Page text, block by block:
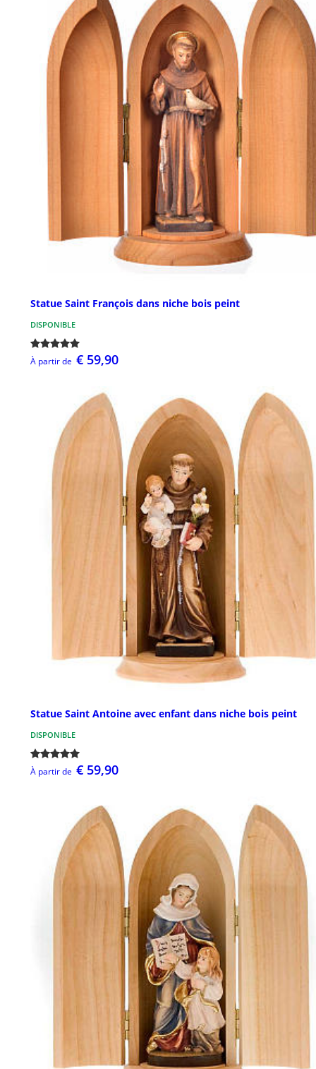
Statue Saint François dans niche bois peint
DISPONIBLE
À partir de € 59,90
Statue Saint Antoine avec enfant dans niche bois peint
DISPONIBLE
À partir de € 59,90